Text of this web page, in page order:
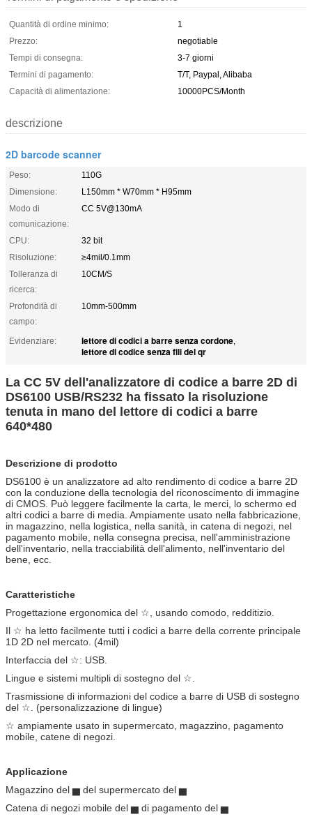
Quantità di ordine minimo:
1
Prezzo:
negotiable
Tempi di consegna:
3-7 giorni
Termini di pagamento:
T/T, Paypal, Alibaba
Capacità di alimentazione:
10000PCS/Month
descrizione
2D barcode scanner
Peso:
110G
Dimensione:
L150mm * W70mm * H95mm
Modo di
comunicazione:
CC 5V@130mA
CPU:
32 bit
Risoluzione:
≥4mil/0.1mm
Tolleranza di
ricerca:
10CM/S
Profondità di
campo:
10mm-500mm
Evidenziare: lettore di codici a barre senza cordone,
lettore di codice senza fili del qr
La CC 5V dell'analizzatore di codice a barre 2D di
DS6100 USB/RS232 ha fissato la risoluzione
tenuta in mano del lettore di codici a barre
640*480
Descrizione di prodotto
DS6100 è un analizzatore ad alto rendimento di codice a barre 2D
con la conduzione della tecnologia del riconoscimento di immagine
di CMOS. Può leggere facilmente la carta, le merci, lo schermo ed
altri codici a barre di media. Ampiamente usato nella fabbricazione,
in magazzino, nella logistica, nella sanità, in catena di negozi, nel
pagamento mobile, nella consegna precisa, nell'amministrazione
dell'inventario, nella tracciabilità dell'alimento, nell'inventario del
bene, ecc.
Caratteristiche
Progettazione ergonomica del ☆, usando comodo, redditizio.
Il ☆ ha letto facilmente tutti i codici a barre della corrente principale
1D 2D nel mercato. (4mil)
Interfaccia del ☆: USB.
Lingue e sistemi multipli di sostegno del ☆.
Trasmissione di informazioni del codice a barre di USB di sostegno
del ☆. (personalizzazione di lingue)
☆ ampiamente usato in supermercato, magazzino, pagamento
mobile, catene di negozi.
Applicazione
Magazzino del ▅ del supermercato del ▅
Catena di negozi mobile del ▅ di pagamento del ▅